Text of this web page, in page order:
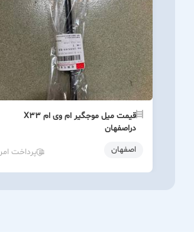
قیمت میل موجگیر ام وی ام X33
دراصفهان
اصفهان
پرداخت